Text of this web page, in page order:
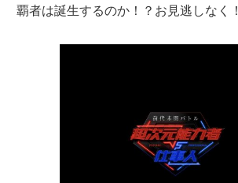
覇者は誕生するのか！？お見逃しなく！